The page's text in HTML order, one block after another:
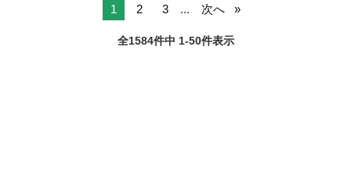
1 2 3 ... 次へ
全1584件中 1-50件表示